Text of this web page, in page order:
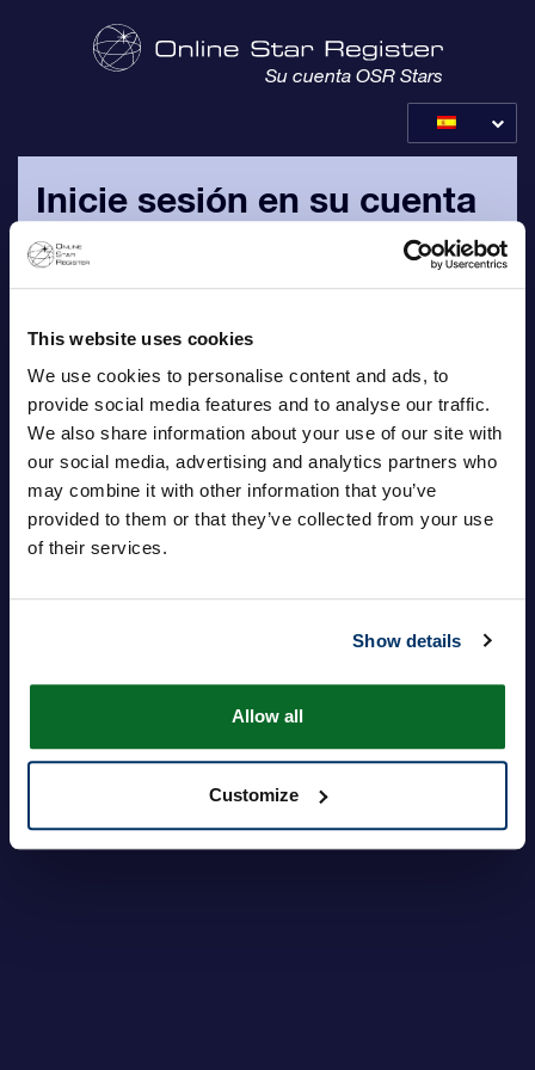
This website uses cookies
We use cookies to personalise content and ads, to
provide social media features and to analyse our traffic.
We also share information about your use of our site with
our social media, advertising and analytics partners who
may combine it with other information that you’ve
provided to them or that they’ve collected from your use
of their services.
Show details
Allow all
Customize
Su cuenta OSR Stars
Inicie sesión en su cuenta
OSR
Correo electrónico
Contraseña
¿Olvidó su contraseña?
Inicie sesión